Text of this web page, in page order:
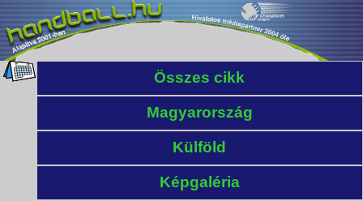
Összes cikk
Magyarország
Külföld
Képgaléria